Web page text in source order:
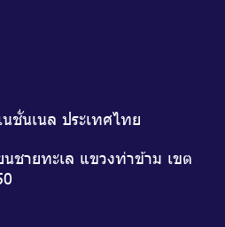
ชั่นเนล ประเทศไทย
ชายทะเล แขวงท่าข้าม เขต